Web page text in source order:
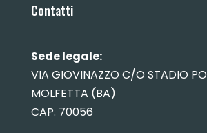
Contatti
Sede legale:
VIA GIOVINAZZO C/O STADIO
MOLFETTA (BA)
CAP. 70056